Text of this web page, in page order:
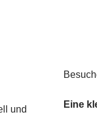
und
Eine